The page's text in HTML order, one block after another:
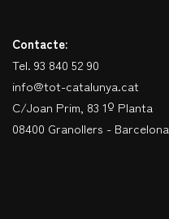
Contacte:
Tel. 93 840 52 90
info@tot-catalunya.cat
C/Joan Prim, 83 1º Planta
08400 Granollers - Barcelona